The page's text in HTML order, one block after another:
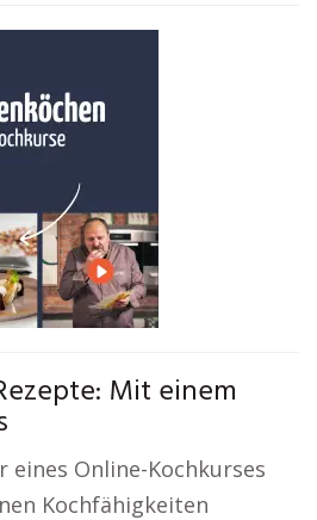
Mit einem
Online-Kochkurses
Kochfähigkeiten